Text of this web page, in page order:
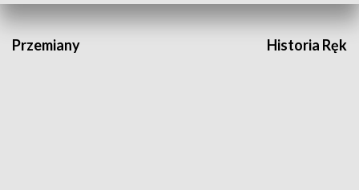
Przemiany Historia Ręką